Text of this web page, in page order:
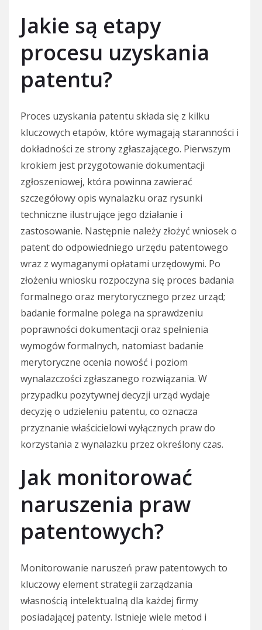
Jakie są etapy
procesu uzyskania
patentu?
Proces uzyskania patentu składa się z kilku
kluczowych etapów, które wymagają staranności i
dokładności ze strony zgłaszającego. Pierwszym
krokiem jest przygotowanie dokumentacji
zgłoszeniowej, która powinna zawierać
szczegółowy opis wynalazku oraz rysunki
techniczne ilustrujące jego działanie i
zastosowanie. Następnie należy złożyć wniosek o
patent do odpowiedniego urzędu patentowego
wraz z wymaganymi opłatami urzędowymi. Po
złożeniu wniosku rozpoczyna się proces badania
formalnego oraz merytorycznego przez urząd;
badanie formalne polega na sprawdzeniu
poprawności dokumentacji oraz spełnienia
wymogów formalnych, natomiast badanie
merytoryczne ocenia nowość i poziom
wynalazczości zgłaszanego rozwiązania. W
przypadku pozytywnej decyzji urząd wydaje
decyzję o udzieleniu patentu, co oznacza
przyznanie właścicielowi wyłącznych praw do
korzystania z wynalazku przez określony czas.
Jak monitorować
naruszenia praw
patentowych?
Monitorowanie naruszeń praw patentowych to
kluczowy element strategii zarządzania
własnością intelektualną dla każdej firmy
posiadającej patenty. Istnieje wiele metod i